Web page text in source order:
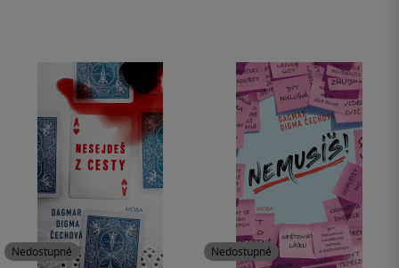
Nedostupné Nedostupné